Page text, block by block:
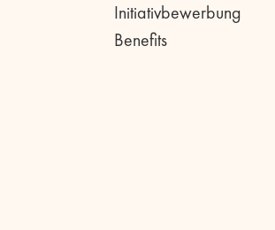
Initiativbewerbung
Benefits